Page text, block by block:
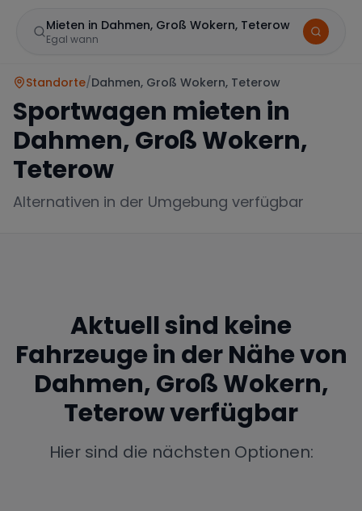
Mieten in Dahmen, Groß Wokern, Teterow
Egal wann
Porsche Lamborghini Ferrari
Wann
Standorte/Dahmen, Groß Wokern, Teterow
Sportwagen mieten in
Dahmen, Groß Wokern,
Teterow
Alternativen in der Umgebung verfügbar
Aktuell sind keine
Fahrzeuge in der Nähe von
Dahmen, Groß Wokern,
Teterowverfügbar
Hier sind die nächsten Optionen: